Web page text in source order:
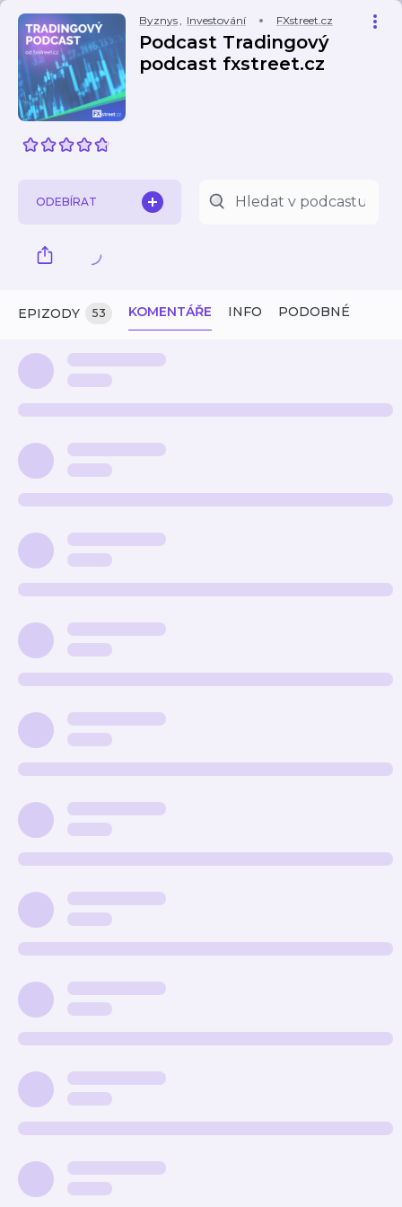
Byznys, Investování FXstreet.cz
Podcast Tradingový
podcast fxstreet.cz
ODEBÍRAT
EPIZODY 53 KOMENTÁŘE INFO PODOBNÉ